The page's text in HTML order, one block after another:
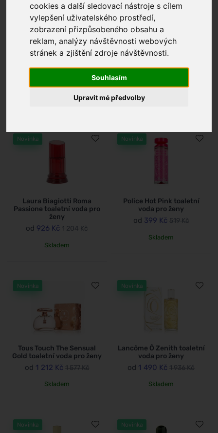
cookies a další sledovací nástroje s cílem
vylepšení uživatelského prostředí,
zobrazení přizpůsobeného obsahu a
reklam, analýzy návštěvnosti webových
stránek a zjištění zdroje návštěvnosti.
Souhlasím
Upravit mé předvolby
Hermes Eau des Merveilles
ženy
Tesori d'Oriente Fior di Loto
Novinka
Laura Biagiotti Roma
Passione toaletní voda pro
ženy
od 926 Kč 1 204 Kč
Skladem
Novinka
Police Hot Pink toaletní
voda pro ženy
od 399 Kč 519 Kč
Skladem
Novinka
Tous Touch The Sensual
Gold toaletní voda pro ženy
od 1 212 Kč 1 577 Kč
Skladem
Novinka
Lancôme Ô Zenith toaletní
voda pro ženy
od 1 490 Kč 1 936 Kč
Skladem
Novinka Novinka